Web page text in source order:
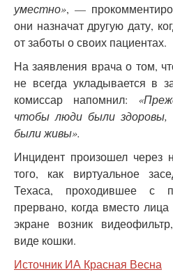
уместно», —
они назначат другую дату,
от заботы о своих пациентах.
На заявления врача о том,
не всегда укладывается в
комиссар напомнил:
чтобы люди были
были живы».
Инцидент произошел через
того, как виртуальное
Техаса, проходившее с
прервано, когда вместо
экране возник
виде кошки.
Источник ИА Красная Весна